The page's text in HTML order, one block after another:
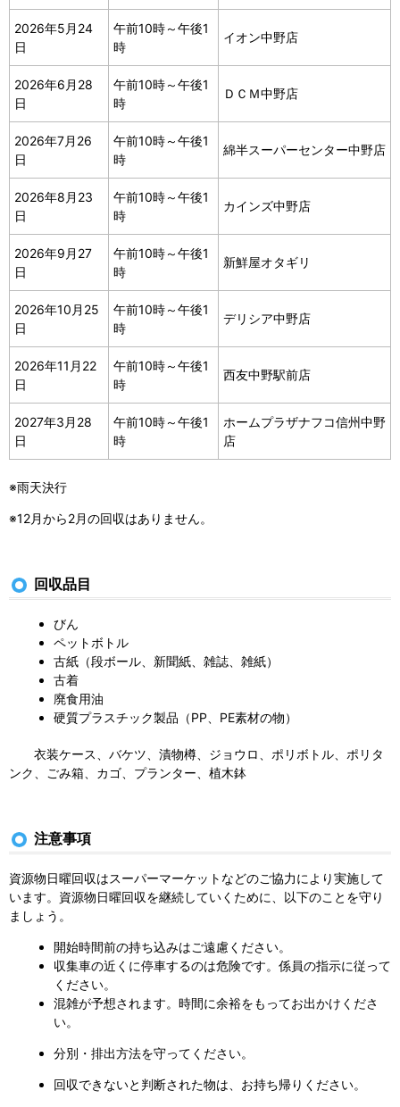
2026年5月24
日
午前10時～午後1
時
イオン中野店
2026年6月28
日
午前10時～午後1
時
ＤＣＭ中野店
2026年7月26
日
午前10時～午後1
時
綿半スーパーセンター中野店
2026年8月23
日
午前10時～午後1
時
カインズ中野店
2026年9月27
日
午前10時～午後1
時
新鮮屋オタギリ
2026年10月25
日
午前10時～午後1
時
デリシア中野店
2026年11月22
日
午前10時～午後1
時
西友中野駅前店
2027年3月28
日
午前10時～午後1
時
ホームプラザナフコ信州中野
店
※雨天決行
※12月から2月の回収はありません。
回収品目
びん
ペットボトル
古紙（段ボール、新聞紙、雑誌、雑紙）
古着
廃食用油
硬質プラスチック製品（PP、PE素材の物）
衣装ケース、バケツ、漬物樽、ジョウロ、ポリボトル、ポリタ
ンク、ごみ箱、カゴ、プランター、植木鉢
注意事項
資源物日曜回収はスーパーマーケットなどのご協力により実施して
います。資源物日曜回収を継続していくために、以下のことを守り
ましょう。
開始時間前の持ち込みはご遠慮ください。
収集車の近くに停車するのは危険です。係員の指示に従って
ください。
混雑が予想されます。時間に余裕をもってお出かけくださ
い。
分別・排出方法を守ってください。
回収できないと判断された物は、お持ち帰りください。